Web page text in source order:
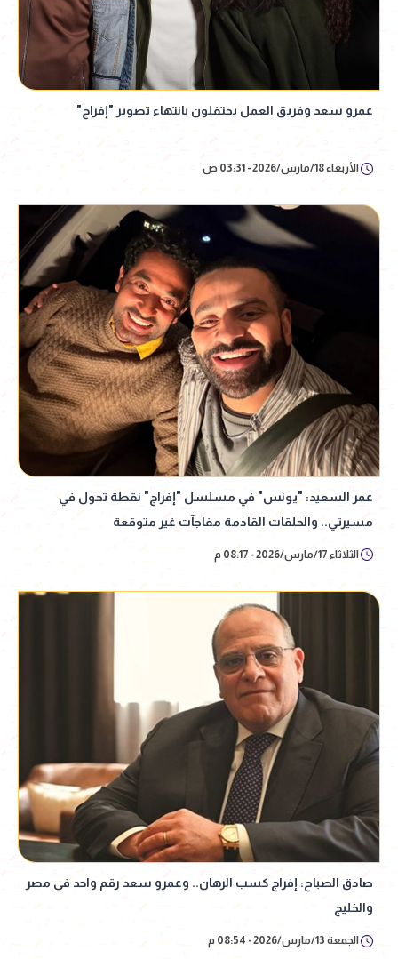
عمرو سعد وفريق العمل يحتفلون بانتهاء تصوير "إفراج"
الأربعاء 18/مارس/2026 - 03:31 ص
عمر السعيد: "يونس" في مسلسل "إفراج" نقطة تحول في
مسيرتي.. والحلقات القادمة مفاجآت غير متوقعة
الثلاثاء 17/مارس/2026 - 08:17 م
صادق الصباح: إفراج كسب الرهان.. وعمرو سعد رقم واحد في مصر
والخليج
الجمعة 13/مارس/2026 - 08:54 م